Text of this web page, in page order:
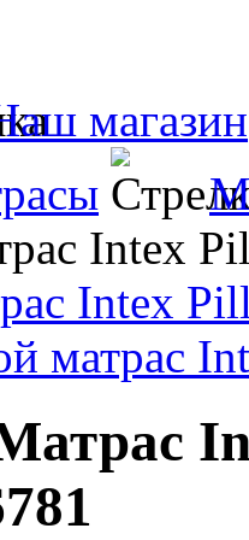
магазин
Intex
Intex
матрас